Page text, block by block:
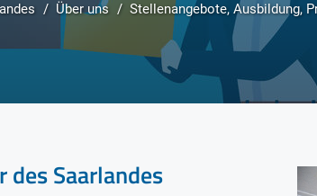
Über uns Stellenangebote, Ausbildung,
des Saarlandes